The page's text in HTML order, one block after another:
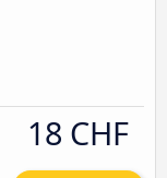
18 CHF